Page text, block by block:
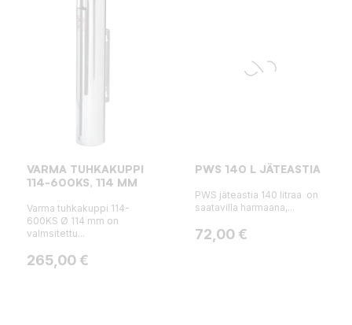
VARMA TUHKAKUPPI
114-600KS, 114 MM
Varma tuhkakuppi 114-
600KS Ø 114 mm on
valmsitettu...
Hinta
265,00 €
PWS 140 L JÄTEASTIA
PWS jäteastia 140 litraa on
saatavilla harmaana,...
Hinta
72,00 €